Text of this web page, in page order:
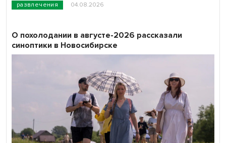
развлечения 04.08.2026
О похолодании в августе-2026 рассказали
синоптики в Новосибирске